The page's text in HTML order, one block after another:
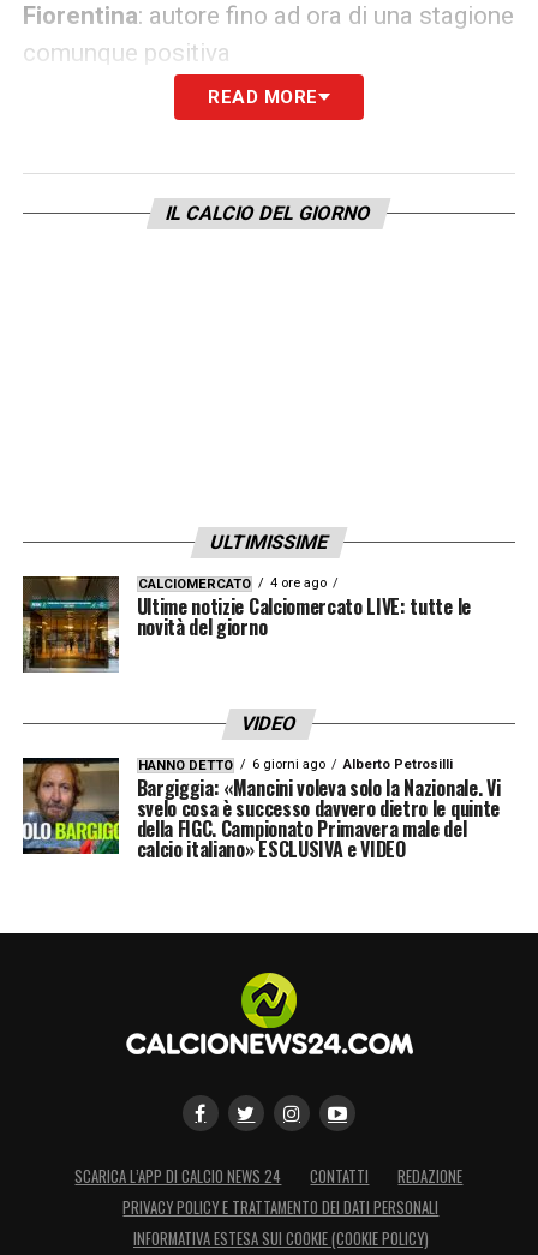
Fiorentina: autore fino ad ora di una stagione
comunque positiva
Il riscatto è sempre più vicino,
per completare nella maniera migliore
READ MORE
IL CALCIO DEL GIORNO
ULTIMISSIME
CALCIOMERCATO 4 ore ago
Ultime notizie Calciomercato LIVE: tutte le
novità del giorno
VIDEO
HANNO DETTO 6 giorni ago Alberto Petrosilli
Bargiggia: «Mancini voleva solo la Nazionale. Vi
svelo cosa è successo davvero dietro le quinte
della FIGC. Campionato Primavera male del
calcio italiano» ESCLUSIVA e VIDEO
SCARICA L’APP DI CALCIO NEWS 24 CONTATTI
REDAZIONE
PRIVACY POLICY E TRATTAMENTO DEI DATI PERSONALI
INFORMATIVA ESTESA SUI COOKIE (COOKIE POLICY)